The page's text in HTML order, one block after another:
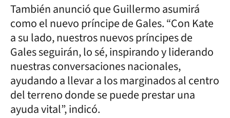
También anunció que Guillermo asumirá
como el nuevo príncipe de Gales. “Con Kate
a su lado, nuestros nuevos príncipes de
Gales seguirán, lo sé, inspirando y liderando
nuestras conversaciones nacionales,
ayudando a llevar a los marginados al centro
del terreno donde se puede prestar una
ayuda vital”, indicó.